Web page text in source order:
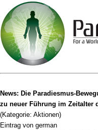
News: Die Paradiesmus-
zu neuer Führung im Zeitalter
(Kategorie: Aktionen)
Eintrag von german